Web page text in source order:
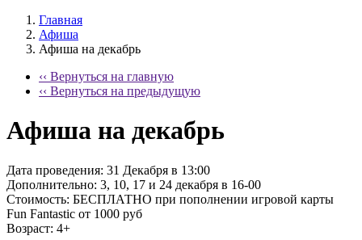
Главная
Афиша
Афиша на декабрь
‹‹ Вернуться на главную
‹‹ Вернуться на предыдущую
Афиша на декабрь
Дата проведения: 31 Декабря в 13:00
Дополнительно: 3, 10, 17 и 24 декабря в 16-00
Стоимость: БЕСПЛАТНО при пополнении игровой карты
Fun Fantastic от 1000 руб
Возраст: 4+